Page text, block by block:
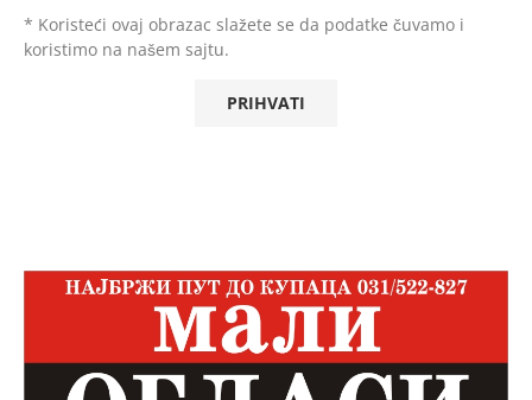
* Koristeći ovaj obrazac slažete se da podatke čuvamo i
koristimo na našem sajtu.